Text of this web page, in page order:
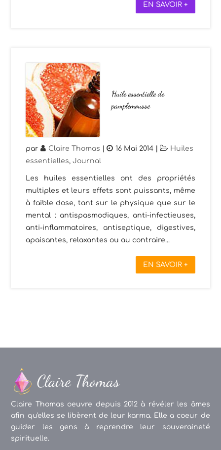
EN SAVOIR +
Huile essentielle de
pamplemousse
par Claire Thomas | 16 Mai 2014 |
Huiles
essentielles,Journal
Les huiles essentielles ont des propriétés
multiples et leurs effets sont puissants, même
à faible dose, tant sur le physique que sur le
mental : antispasmodiques, anti-infectieuses,
anti-inflammatoires, antiseptique, digestives,
apaisantes, relaxantes ou au contraire...
EN SAVOIR +
Claire Thomas oeuvre depuis 2012 à révéler les âmes
afin qu'elles se libèrent de leur karma. Elle a coeur de
guider les gens à reprendre leur souveraineté
spirituelle.